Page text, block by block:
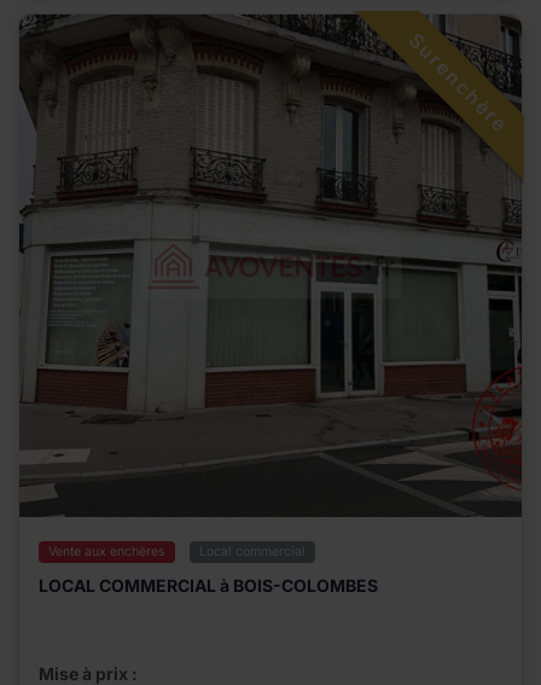
Vente aux enchères Local commercial
LOCAL COMMERCIAL à BOIS-COLOMBES
Mise à prix :
Surenchère